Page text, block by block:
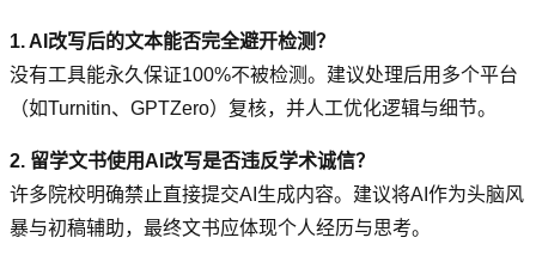
1. AI改写后的文本能否完全避开检测？
没有工具能永久保证100%不被检测。建议处理后用多个平台
（如Turnitin、GPTZero）复核，并人工优化逻辑与细节。
2. 留学文书使用AI改写是否违反学术诚信？
许多院校明确禁止直接提交AI生成内容。建议将AI作为头脑风
暴与初稿辅助，最终文书应体现个人经历与思考。